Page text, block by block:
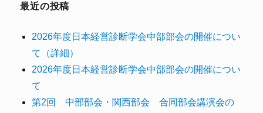
最近の投稿
2026年度日本経営診断学会中部部会の開催につい
て（詳細）
2026年度日本経営診断学会中部部会の開催につい
て
第2回 中部部会・関西部会 合同部会講演会の